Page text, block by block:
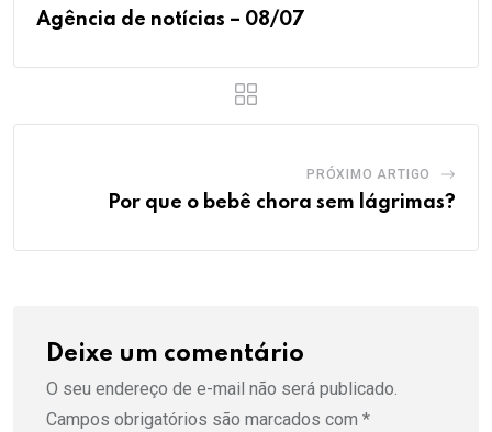
Agência de notícias – 08/07
PRÓXIMO ARTIGO
Por que o bebê chora sem lágrimas?
Deixe um comentário
O seu endereço de e-mail não será publicado.
Campos obrigatórios são marcados com *